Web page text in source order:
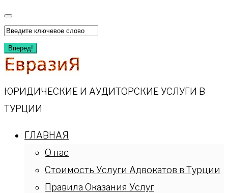
Перейти
к
содержимому
Искать:
Вперед!
ЮРИДИЧЕСКИЕ И АУДИТОРСКИЕ УСЛУГИ В
ТУРЦИИ
ГЛАВНАЯ
О нас
Стоимость Услуги Адвокатов в Турции
Правила Оказания Услуг